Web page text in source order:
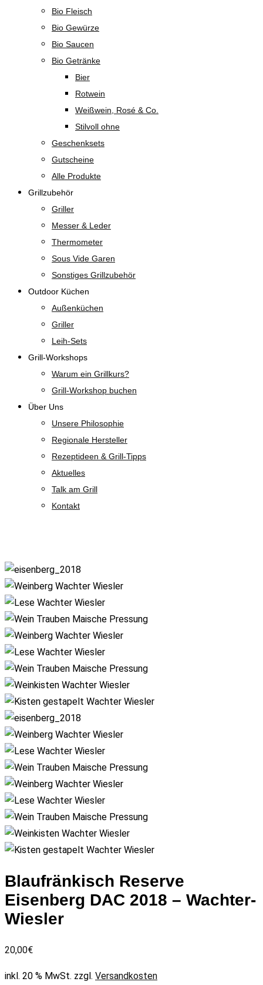
Bio Fleisch
Bio Gewürze
Bio Saucen
Bio Getränke
Bier
Rotwein
Weißwein, Rosé & Co.
Stilvoll ohne
Geschenksets
Gutscheine
Alle Produkte
Grillzubehör
Griller
Messer & Leder
Thermometer
Sous Vide Garen
Sonstiges Grillzubehör
Outdoor Küchen
Außenküchen
Griller
Leih-Sets
Grill-Workshops
Warum ein Grillkurs?
Grill-Workshop buchen
Über Uns
Unsere Philosophie
Regionale Hersteller
Rezeptideen & Grill-Tipps
Aktuelles
Talk am Grill
Kontakt
Zoom
Blaufränkisch Reserve
Eisenberg DAC 2018 – Wachter-
Wiesler
20,00€
inkl. 20 % MwSt. zzgl. Versandkosten